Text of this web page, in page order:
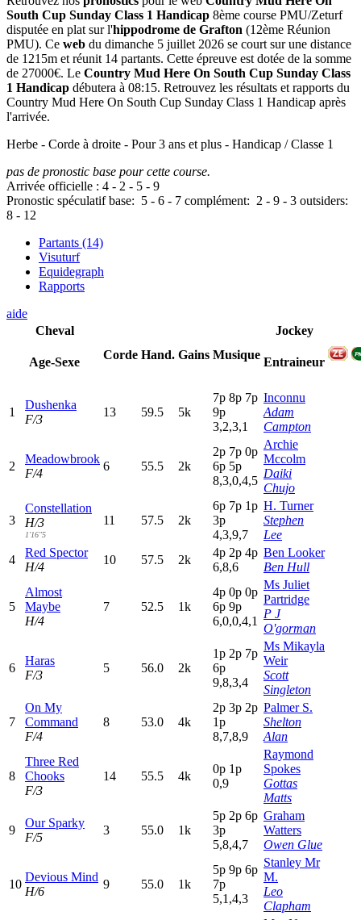
South Cup Sunday Class 1 Handicap 8ème course PMU/Zeturf
disputée en plat sur l'hippodrome de Grafton (12ème Réunion
PMU). Ce web du dimanche 5 juillet 2026 se court sur une distance
de 1215m et réunit 14 partants. Cette épreuve est dotée de la somme
de 27000€. Le Country Mud Here On South Cup Sunday Class
1 Handicap débutera à 08:15. Retrouvez les résultats et rapports du
Country Mud Here On South Cup Sunday Class 1 Handicap après
l'arrivée.
Herbe - Corde à droite - Pour 3 ans et plus - Handicap / Classe 1
pas de pronostic base pour cette course.
Arrivée officielle : 4 - 2 - 5 - 9
Pronostic spéculatif base: 5 - 6 - 7 complément: 2 - 9 - 3 outsiders:
8 - 12
Partants (14)
Visuturf
Equidegraph
Rapports
aide
Cheval
Age-Sexe
Corde Hand. Gains Musique
Jockey
Entraineur
1
Dushenka
F/3
13 59.5 5k
7p 8p 7p
9p
3,2,3,1
Inconnu
Adam
Campton
2
Meadowbrook
F/4
6 55.5 2k
2p 7p 0p
6p 5p
8,3,0,4,5
Archie
Mccolm
Daiki
Chujo
3
Constellation
H/3
1'16"5
11 57.5 2k
6p 7p 1p
3p
4,3,9,7
H. Turner
Stephen
Lee
4
Red Spector
H/4
10 57.5 2k
4p 2p 4p
6,8,6
Ben Looker
Ben Hull
5
Almost
Maybe
H/4
7 52.5 1k
4p 0p 0p
6p 9p
6,0,0,4,1
Ms Juliet
Partridge
P J
O'gorman
6
Haras
F/3
5 56.0 2k
1p 2p 7p
6p
9,8,3,4
Ms Mikayla
Weir
Scott
Singleton
7
On My
Command
F/4
8 53.0 4k
2p 3p 2p
1p
8,7,8,9
Palmer S.
Shelton
Alan
8
Three Red
Chooks
F/3
14 55.5 4k
0p 1p
0,9
Raymond
Spokes
Gottas
Matts
9
Our Sparky
F/5
3 55.0 1k
5p 2p 6p
3p
5,8,4,7
Graham
Watters
Owen Glue
10
Devious Mind
H/6
9 55.0 1k
5p 9p 6p
7p
5,1,4,3
Stanley Mr
M.
Leo
Clapham